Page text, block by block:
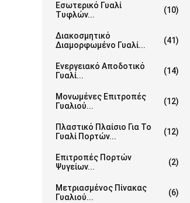
Εσωτερικό Γυαλί
Τυφλών...
(10)
Διακοσμητικό
Διαμορφωμένο Γυαλί...
(41)
Ενεργειακό Αποδοτικό
Γυαλί...
(14)
Μονωμένες Επιτροπές
Γυαλιού...
(12)
Πλαστικό Πλαίσιο Για Το
Γυαλί Πορτών...
(12)
Επιτροπές Πορτών
Ψυγείων...
(2)
Μετριασμένος Πίνακας
Γυαλιού...
(6)